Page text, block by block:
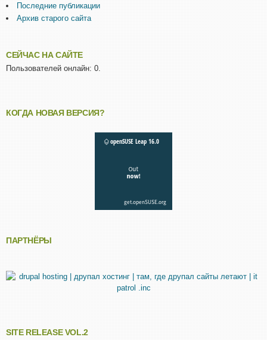
Последние публикации
Архив старого сайта
СЕЙЧАС НА САЙТЕ
Пользователей онлайн: 0.
КОГДА НОВАЯ ВЕРСИЯ?
ПАРТНЁРЫ
SITE RELEASE VOL.2